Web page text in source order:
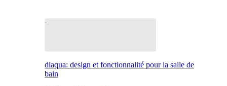
diaqua: design et fonctionnalité pour la salle de
bain